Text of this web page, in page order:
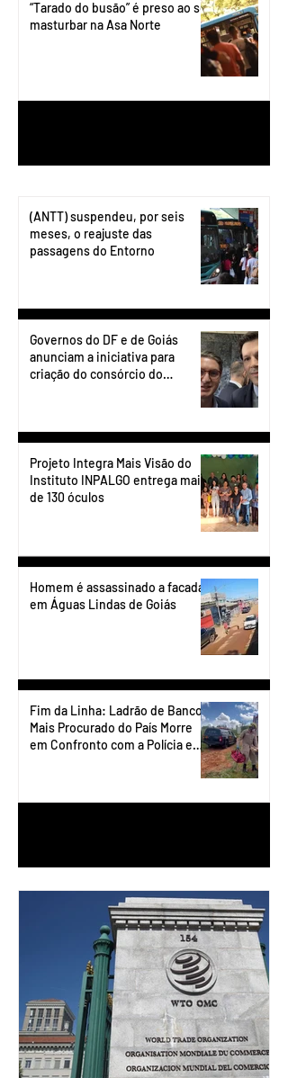
“Tarado do busão” é preso ao se
masturbar na Asa Norte
(ANTT) suspendeu, por seis
meses, o reajuste das
passagens do Entorno
Governos do DF e de Goiás
anunciam a iniciativa para
criação do consórcio do
Projeto Integra Mais Visão do
Instituto INPALGO entrega mais
de 130 óculos
Homem é assassinado a facadas
em Águas Lindas de Goiás
Fim da Linha: Ladrão de Banco
Mais Procurado do País Morre
em Confronto com a Polícia em